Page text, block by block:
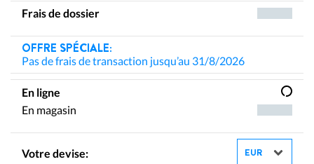
Frais de dossier
OFFRE SPÉCIALE:
Pas de frais de transaction jusqu’au 31/8/2026
En ligne
En magasin
Votre devise: